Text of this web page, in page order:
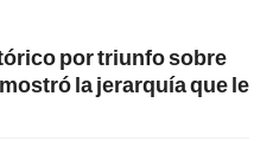
por triunfo sobre
la jerarquía que le